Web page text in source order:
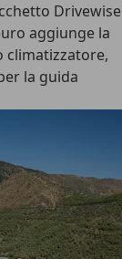
Drivewise
aggiunge la
climatizzatore,
la guida